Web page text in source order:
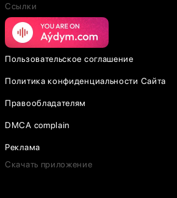
Ссылки
Пользовательское соглашение
Политика конфиденциальности Сайта
Правообладателям
DMCA complain
Реклама
Скачать приложение